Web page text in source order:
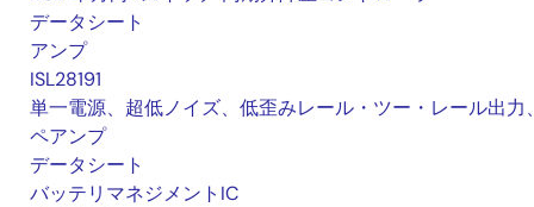
データシート
アンプ
ISL28191
単一電源、超低ノイズ、低歪みレール・ツー・レール出力
ペアンプ
データシート
バッテリマネジメントIC